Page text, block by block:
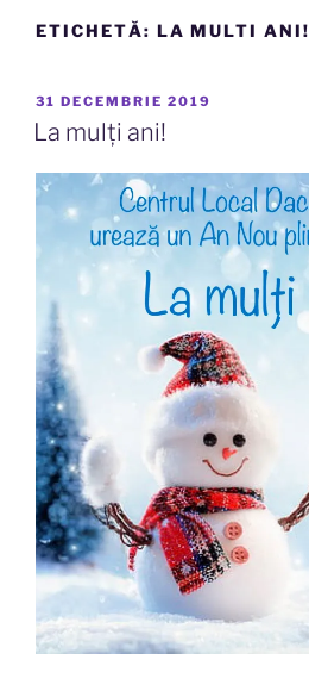
ETICHETĂ: LA MULTI ANI!
PUBLICAT
PE
31 DECEMBRIE 2019
La mulți ani!